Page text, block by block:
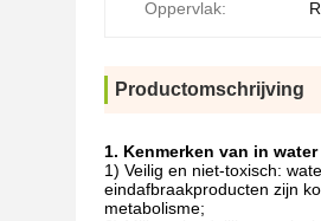
Oppervlak:
Productomschrijving
1. Kenmerken van in
1) Veilig en niet-toxisch:
eindafbraakproducten zijn
metabolisme;